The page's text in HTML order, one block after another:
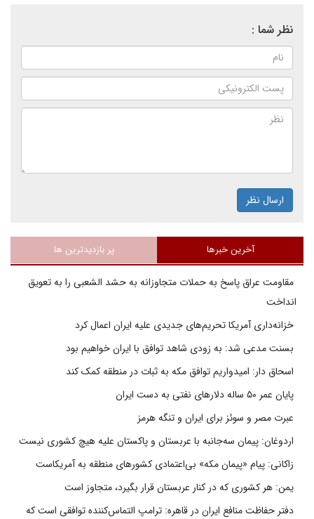
نظر شما :
ارسال نظر
آخرین خبرها پر بازدیدترین ها
مقاومت عراق پاسخ به حملات متجاوزانه به حشد الشعبی را به تعویق
انداخت
خزانه‌داری آمریکا تحریم‌های جدیدی علیه ایران اعمال کرد
بسنت مدعی شد: به زودی شاهد توافق با ایران خواهیم بود
اسحاق دار: امیدواریم توافق مکه به ثبات در منطقه کمک کند
پایان عمر ۵۰ ساله دلارهای نفتی به دست ایران
عبرت مصر و سوئز برای ایران و تنگه هرمز
اردوغان: پیمان سه‌جانبه با عربستان و پاکستان علیه هیچ کشوری نیست
زاکانی: پیام «پیمان مکه» بی‌اعتمادی کشورهای منطقه به آمریکاست
یمن: هر کشوری که در کنار عربستان قرار بگیرد، متجاوز است
دفتر حفاظت منافع ایران در قاهره: ترامپ التماس‌کننده توافقی است که